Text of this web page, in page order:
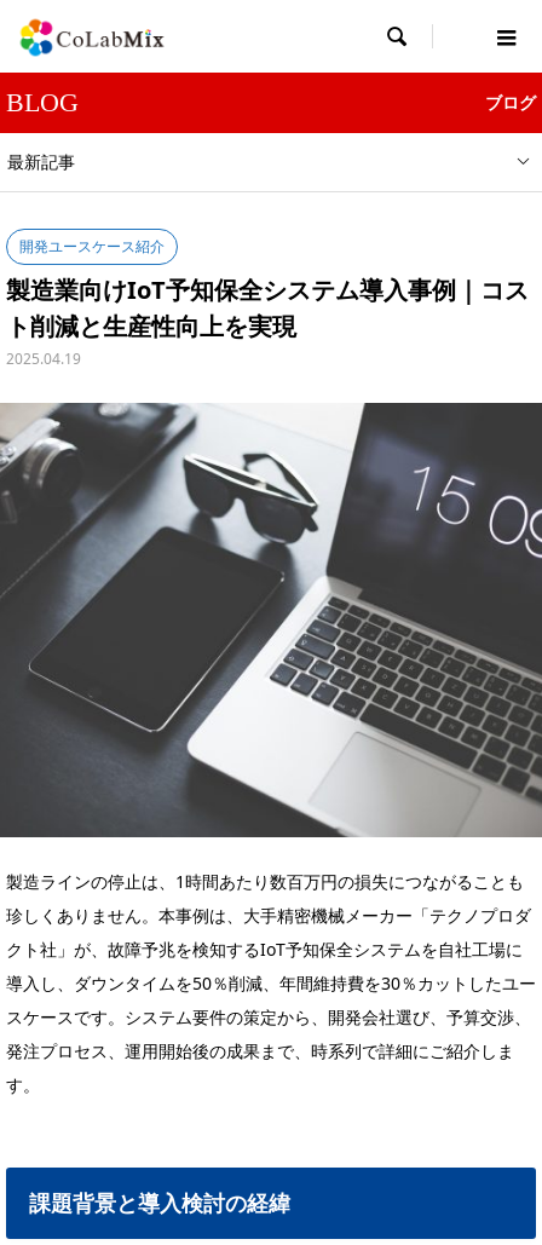

BLOG ブログ
最新記事
開発ユースケース紹介
製造業向けIoT予知保全システム導入事例｜コス
ト削減と生産性向上を実現
2025.04.19
製造ラインの停止は、1時間あたり数百万円の損失につながることも
珍しくありません。本事例は、大手精密機械メーカー「テクノプロダ
クト社」が、故障予兆を検知するIoT予知保全システムを自社工場に
導入し、ダウンタイムを50％削減、年間維持費を30％カットしたユー
スケースです。システム要件の策定から、開発会社選び、予算交渉、
発注プロセス、運用開始後の成果まで、時系列で詳細にご紹介しま
す。
課題背景と導入検討の経緯